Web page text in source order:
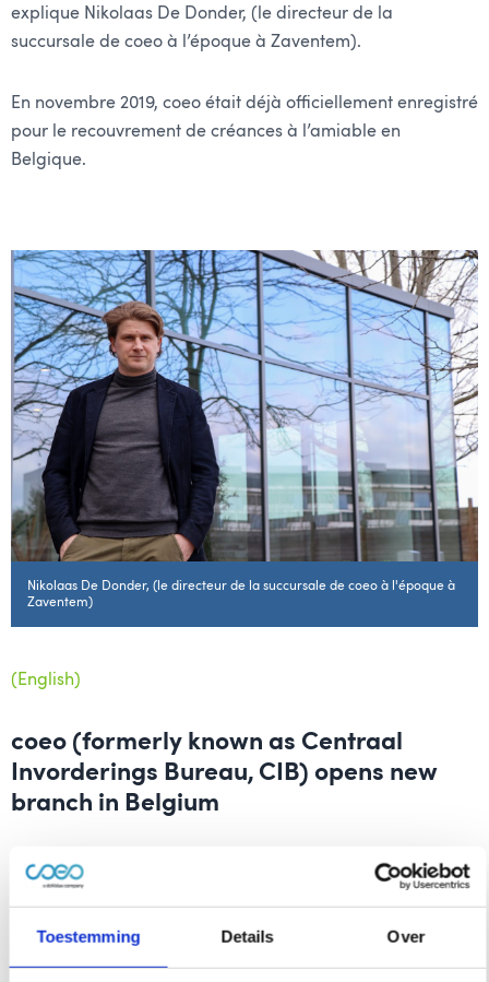
Toestemming Details Over
explique Nikolaas De Donder, (le directeur de la
succursale de coeo à l’époque à Zaventem).
En novembre 2019, coeo était déjà officiellement enregistré
pour le recouvrement de créances à l’amiable en
Belgique.
Nikolaas De Donder, (le directeur de la succursale de coeo à l'époque à
Zaventem)
(English)
coeo (formerly known as Centraal
Invorderings Bureau, CIB) opens new
branch in Belgium
Rotterdam, 1 March 2021 – coeo (formerly known as
Centraal Invorderings Bureau, CIB) is crossing the border
(Brussels) today. The opening of a second office is the